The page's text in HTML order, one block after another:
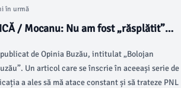
de Redresare și Reziliență (PNRR).
în urmă
/ Mocanu: Nu am fost „răsplătit”
de Opinia Buzău, intitulat „Bolojan
Un articol care se înscrie în aceeași serie de
a ales să mă atace constant și să trateze PNL